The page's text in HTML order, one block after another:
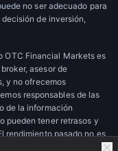
no ser adecuado para
de inversión,
OTC Financial Markets es
asesor de
y no ofrecemos
responsables de las
de la información
pueden tener retrasos y
rendimiento pasado no es